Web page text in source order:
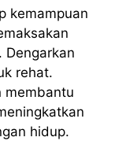
kemampuan
Dengarkan
rehat.
membantu
hidup.